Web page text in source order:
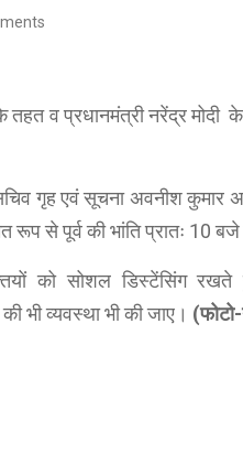
तहत व प्रधानमंत्री नरेंद्र
गृह एवं सूचना अवनीश कुमार
रूप से पूर्व की भांति प्रातः 10
को सोशल डिस्टेंसिंग रखते
भी व्यवस्था भी की जाए।